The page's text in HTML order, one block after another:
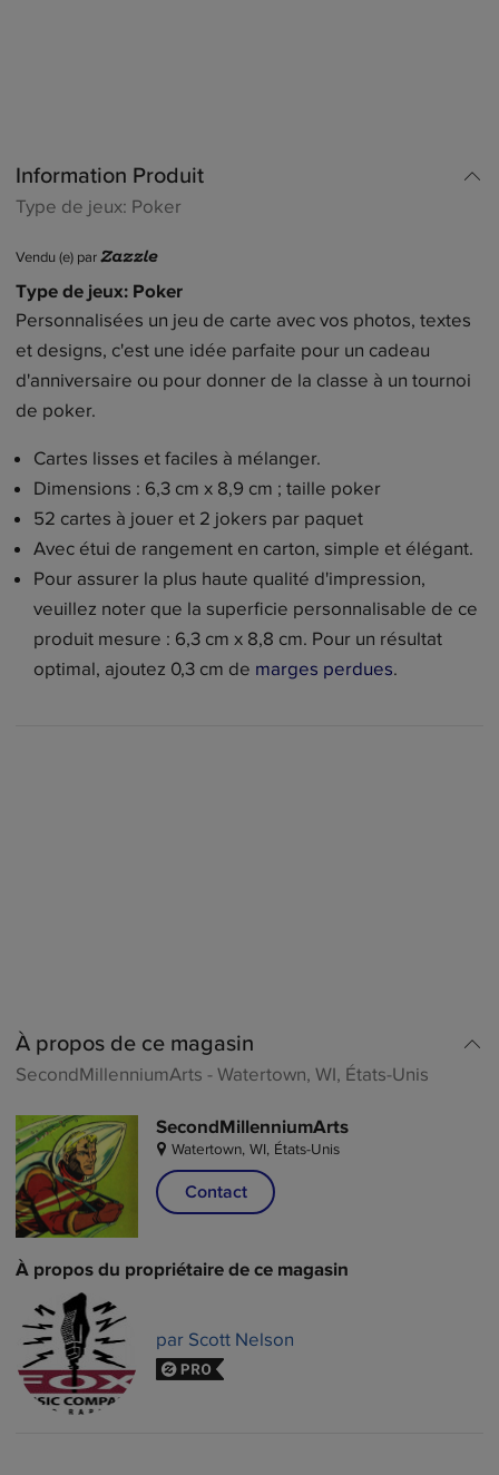
Information Produit
Type de jeux: Poker
썕
Vendu (e) par 
Type de jeux: Poker
Personnalisées un jeu de carte avec vos photos, textes
et designs, c'est une idée parfaite pour un cadeau
d'anniversaire ou pour donner de la classe à un tournoi
de poker.
Cartes lisses et faciles à mélanger.
Dimensions : 6,3 cm x 8,9 cm ; taille poker
52 cartes à jouer et 2 jokers par paquet
Avec étui de rangement en carton, simple et élégant.
Pour assurer la plus haute qualité d'impression,
veuillez noter que la superficie personnalisable de ce
produit mesure : 6,3 cm x 8,8 cm. Pour un résultat
optimal, ajoutez 0,3 cm de marges perdues.
À propos de ce magasin
SecondMillenniumArts -Watertown, WI, États-Unis
썕
SecondMillenniumArts
 Watertown, WI, États-Unis
Contact
À propos du propriétaire de ce magasin
par Scott Nelson